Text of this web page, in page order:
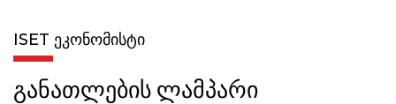
ISET ᲔᲙᲝᲜᲝᲛᲘᲡᲢᲘ
განათლების ლამპარი